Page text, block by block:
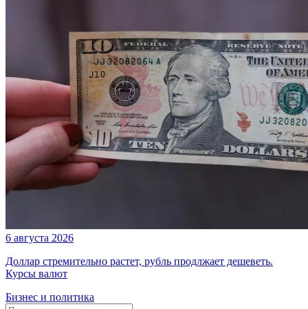
6 августа 2026
Доллар стремительно растет, рубль продлжает дешеветь.
Курсы валют
Бизнес и политика